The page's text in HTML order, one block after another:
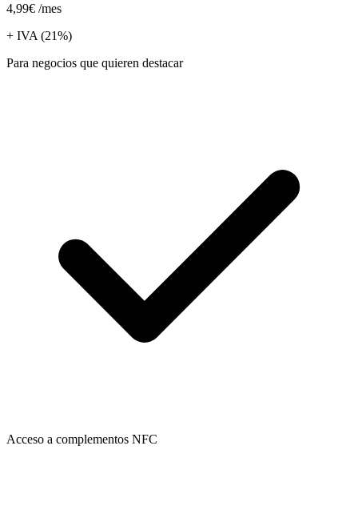
4,99€ /mes
+ IVA (21%)
Para negocios que quieren destacar
Acceso a complementos NFC